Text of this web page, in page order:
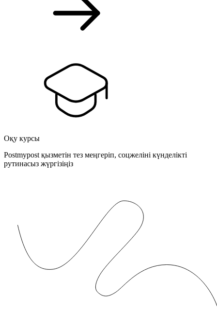
Оқу курсы
Postmypost қызметін тез меңгеріп, соцжеліні күнделікті
рутинасыз жүргізіңіз